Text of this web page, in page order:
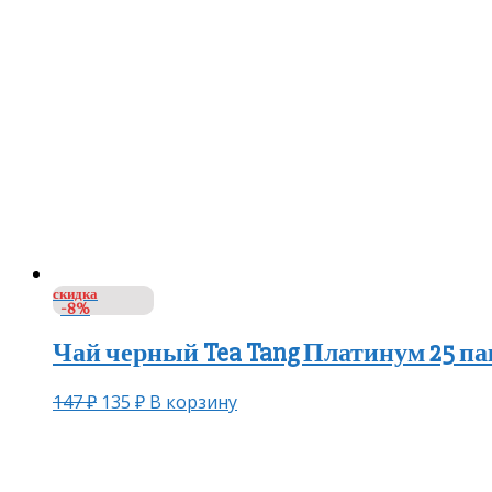
скидка
-8%
Чай черный Tea Tang Платинум 25
147₽ 135 ₽ В корзину